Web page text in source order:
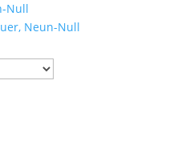
Null
Neun-Null